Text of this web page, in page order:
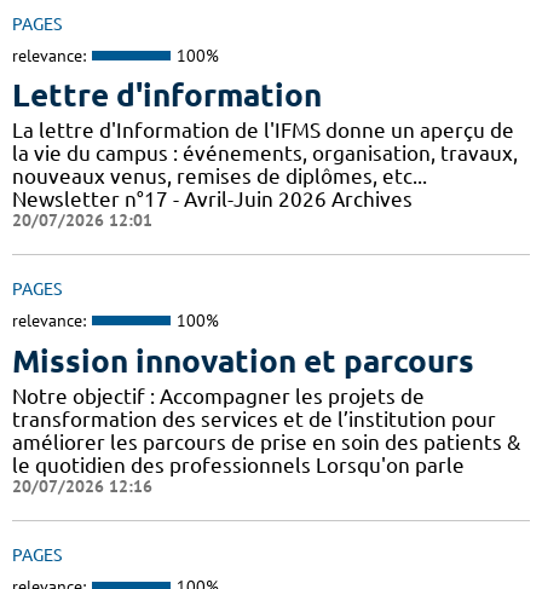
PAGES
relevance: 100%
Lettre d'information
La lettre d'Information de l'IFMS donne un aperçu de
la vie du campus : événements, organisation, travaux,
nouveaux venus, remises de diplômes, etc...
Newsletter n°17 - Avril-Juin 2026 Archives
20/07/2026 12:01
PAGES
relevance: 100%
Mission innovation et parcours
Notre objectif : Accompagner les projets de
transformation des services et de l’institution pour
améliorer les parcours de prise en soin des patients &
le quotidien des professionnels Lorsqu'on parle
20/07/2026 12:16
PAGES